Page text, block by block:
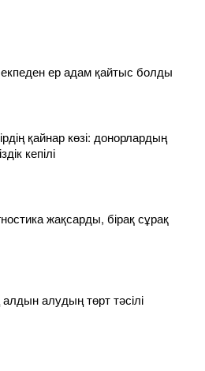
екпеден ер адам қайтыс болды
қайнар көзі: донорлардың
кепілі
жақсарды, бірақ сұрақ
алудың төрт тәсілі